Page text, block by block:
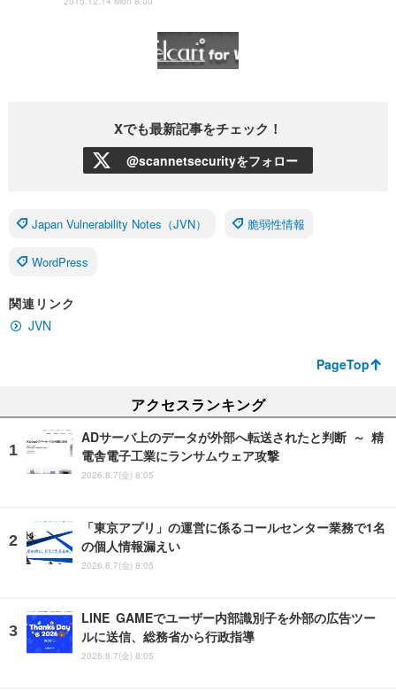
Xでも最新記事をチェック！
@scannetsecurityをフォロー
Japan Vulnerability Notes（JVN） 脆弱性情報
WordPress
関連リンク
JVN
PageTop
アクセスランキング
ADサーバ上のデータが外部へ転送されたと判断 ～ 精
電舎電子工業にランサムウェア攻撃
2026.8.7(金) 8:05
「東京アプリ」の運営に係るコールセンター業務で1名
の個人情報漏えい
2026.8.7(金) 8:05
LINE GAMEでユーザー内部識別子を外部の広告ツー
ルに送信、総務省から行政指導
2026.8.7(金) 8:05